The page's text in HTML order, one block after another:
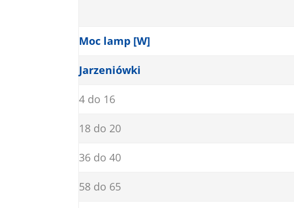
Moc lamp [W]
Jarzeniówki
4 do 16
18 do 20
36 do 40
58 do 65